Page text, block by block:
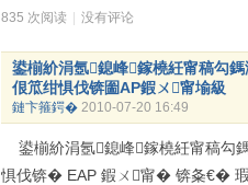
835 次阅读 没有评论
鍙椾紒涓氬鎴峰鎵橈紝甯稿勾
佷笟绀惧伐锛圗AP鍜ㄨ甯堬級
鏈卞箍鍔� 2010-07-20 16:49
鍙椾紒涓氬鎴峰鎵橈紝甯稿勾
惧伐锛� EAP 鍜ㄨ甯� 锛夈€�